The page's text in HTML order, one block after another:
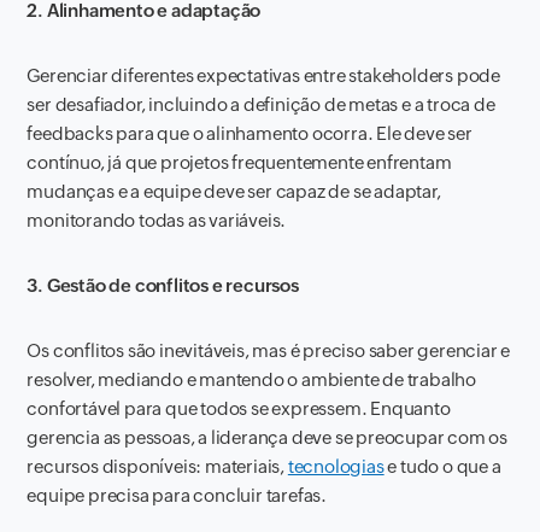
2. Alinhamento e adaptação
Gerenciar diferentes expectativas entre stakeholders pode
ser desafiador, incluindo a definição de metas e a troca de
feedbacks para que o alinhamento ocorra. Ele deve ser
contínuo, já que projetos frequentemente enfrentam
mudanças e a equipe deve ser capaz de se adaptar,
monitorando todas as variáveis.
3. Gestão de conflitos e recursos
Os conflitos são inevitáveis, mas é preciso saber gerenciar e
resolver, mediando e mantendo o ambiente de trabalho
confortável para que todos se expressem. Enquanto
gerencia as pessoas, a liderança deve se preocupar com os
recursos disponíveis: materiais,tecnologiase tudo o que a
equipe precisa para concluir tarefas.